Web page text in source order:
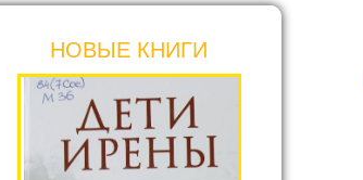
НОВЫЕ КНИГИ